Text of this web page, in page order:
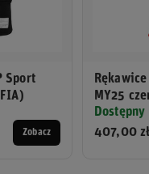
Sport
Zobacz
MY25
Dostępny
407,00 zł